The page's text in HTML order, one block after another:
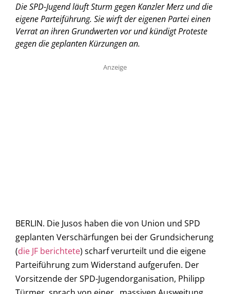
Die SPD-Jugend läuft Sturm gegen Kanzler Merz und die
eigene Parteiführung. Sie wirft der eigenen Partei einen
Verrat an ihren Grundwerten vor und kündigt Proteste
gegen die geplanten Kürzungen an.
Anzeige
BERLIN. Die Jusos haben die von Union und SPD
geplanten Verschärfungen bei der Grundsicherung
(die JF berichtete) scharf verurteilt und die eigene
Parteiführung zum Widerstand aufgerufen. Der
Vorsitzende der SPD-Jugendorganisation, Philipp